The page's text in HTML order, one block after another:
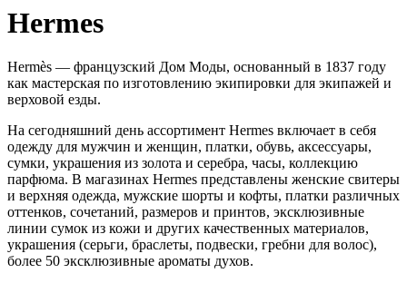
Hermes
Hermès — французский Дом Моды, основанный в 1837 году
как мастерская по изготовлению экипировки для экипажей и
верховой езды.
На сегодняшний день ассортимент Hermes включает в себя
одежду для мужчин и женщин, платки, обувь, аксессуары,
сумки, украшения из золота и серебра, часы, коллекцию
парфюма. В магазинах Hermes представлены женские свитеры
и верхняя одежда, мужские шорты и кофты, платки различных
оттенков, сочетаний, размеров и принтов, эксклюзивные
линии сумок из кожи и других качественных материалов,
украшения (серьги, браслеты, подвески, гребни для волос),
более 50 эксклюзивные ароматы духов.